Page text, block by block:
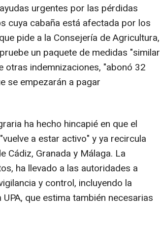
urgentes por las pérdidas
cuya cabaña está afectada por los
pide a la Consejería de Agricultura,
un paquete de medidas "similar
otras indemnizaciones, "abonó 32
se empezarán a pagar
ha hecho hincapié en que el
a estar activo" y ya recircula
Cádiz, Granada y Málaga. La
ha llevado a las autoridades a
y control, incluyendo la
que estima también necesarias